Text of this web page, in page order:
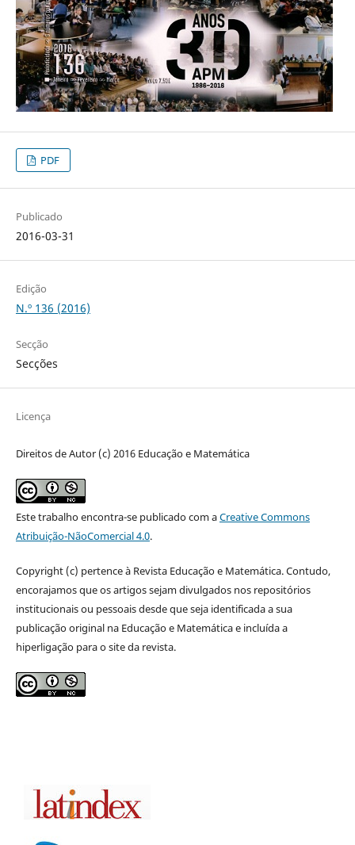
PDF
Publicado
2016-03-31
Edição
N.º 136 (2016)
Secção
Secções
Licença
Direitos de Autor (c) 2016 Educação e Matemática
Este trabalho encontra-se publicado com aCreative Commons
Atribuição-NãoComercial 4.0.
Copyright (c) pertence à Revista Educação e Matemática. Contudo,
encorajamos que os artigos sejam divulgados nos repositórios
institucionais ou pessoais desde que seja identificada a sua
publicação original na Educação e Matemática e incluída a
hiperligação para o site da revista.